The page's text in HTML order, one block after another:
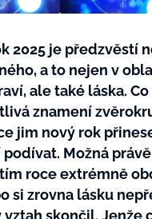
2025 je předzvěstí
a to nejen v
ale také láska.
znamení
jim nový rok
Možná
roce extrémně
si zrovna lásku
vztah skončil. Jenže